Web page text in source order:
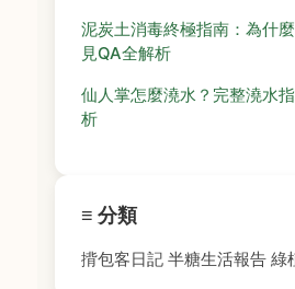
泥炭土消毒終極指南：為什
見QA全解析
仙人掌怎麼澆水？完整澆水
析
≡ 分類
揹包客日記 半糖生活報告 綠